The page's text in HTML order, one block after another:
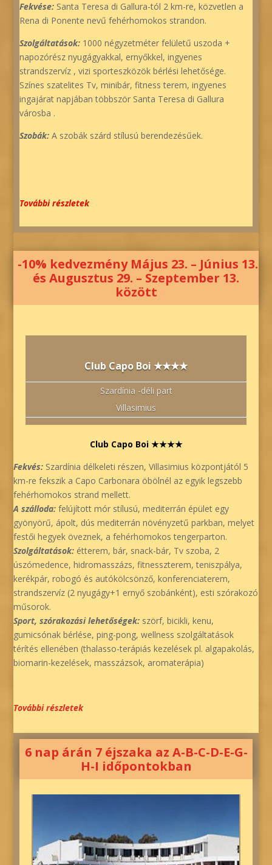
Fekvése: Santa Teresa di Gallura-tól 2 km-re, közvetlen a
Rena di Ponente nevű fehérhomokos strandon.
Szolgáltatások: 1000 négyzetméter felületű uszoda +
napozórész nyugágyakkal, ernyőkkel, ingyenes
strandszervíz , vizi sporteszközök bérlési lehetősége.
Színes szatelites Tv, minibár, fitness terem, ingyenes
ingajárat napjában többször Santa Teresa di Gallura
városba .
Szobák: A szobák szárd stílusú berendezésűek.
További részletek
-10% kedvezmény Május 23. – Június 13.
és Augusztus 29. – Szeptember 13.
között
Club Capo Boi ★★★★
Szardínia -déli part
Villasimius
Club Capo Boi ★★★★
Fekvés: Szardínia délkeleti részen, Villasimius központjától 5
km-re fekszik a Capo Carbonara öbölnél az egyik legszebb
fehérhomokos strand mellett.
A szálloda: felújított mór stílusú, mediterrán épület egy
gyönyörű, ápolt, dús mediterrán növényzetű parkban, melyet
festői hegyek öveznek, a fehérhomokos tengerparton.
Szolgáltatások: étterem, bár, snack-bár, Tv szoba, 2
úszómedence, hidromasszázs, fitnesszterem, teniszpálya,
kerékpár, robogó és autókölcsönző, konferenciaterem,
strandszervíz (2 nyugágy+1 ernyő szobánként), esti szórakozó
műsorok.
Sport, szórakozási lehetőségek: szörf, bicikli, kenu,
gumicsónak bérlése, ping-pong, wellness szolgáltatások
térítés ellenében (thalasso-terápiás kezelések pl. algapakolás,
biomarin-kezelések, masszázsok, aromaterápia)
További részletek
6 nap árán 7 éjszaka az A-B-C-D-E-G-
H-I időpontokban